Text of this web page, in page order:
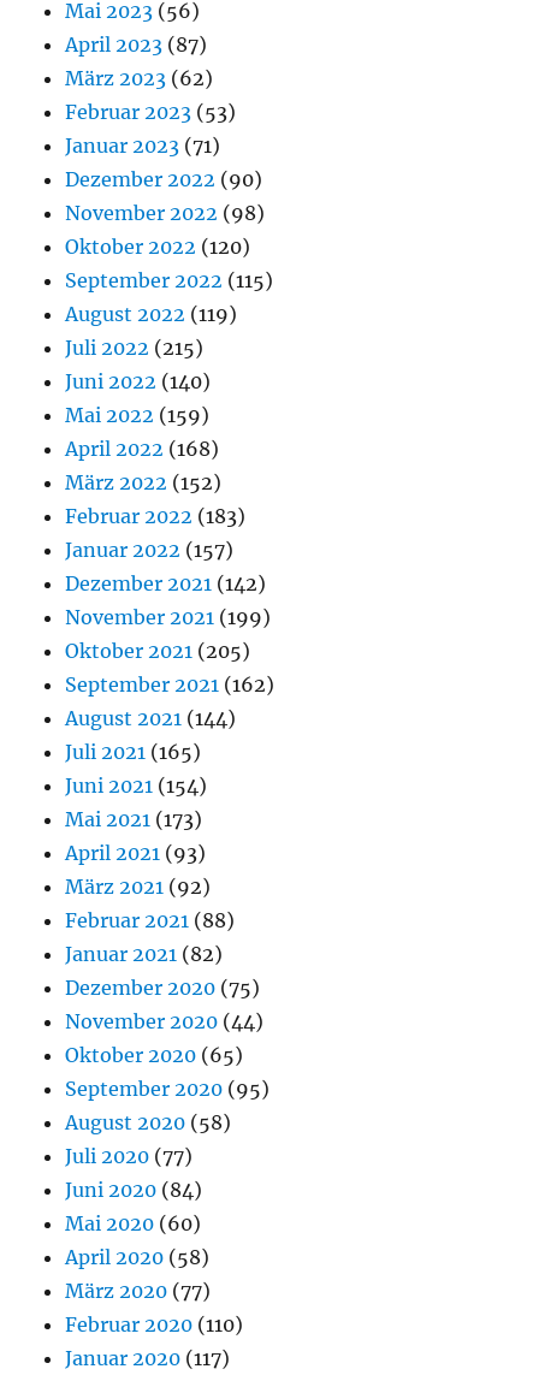
Mai 2023 (56)
April 2023 (87)
März 2023 (62)
Februar 2023 (53)
Januar 2023 (71)
Dezember 2022 (90)
November 2022 (98)
Oktober 2022 (120)
September 2022 (115)
August 2022 (119)
Juli 2022 (215)
Juni 2022 (140)
Mai 2022 (159)
April 2022 (168)
März 2022 (152)
Februar 2022 (183)
Januar 2022 (157)
Dezember 2021 (142)
November 2021 (199)
Oktober 2021 (205)
September 2021 (162)
August 2021 (144)
Juli 2021 (165)
Juni 2021 (154)
Mai 2021 (173)
April 2021 (93)
März 2021 (92)
Februar 2021 (88)
Januar 2021 (82)
Dezember 2020 (75)
November 2020 (44)
Oktober 2020 (65)
September 2020 (95)
August 2020 (58)
Juli 2020 (77)
Juni 2020 (84)
Mai 2020 (60)
April 2020 (58)
März 2020 (77)
Februar 2020 (110)
Januar 2020 (117)